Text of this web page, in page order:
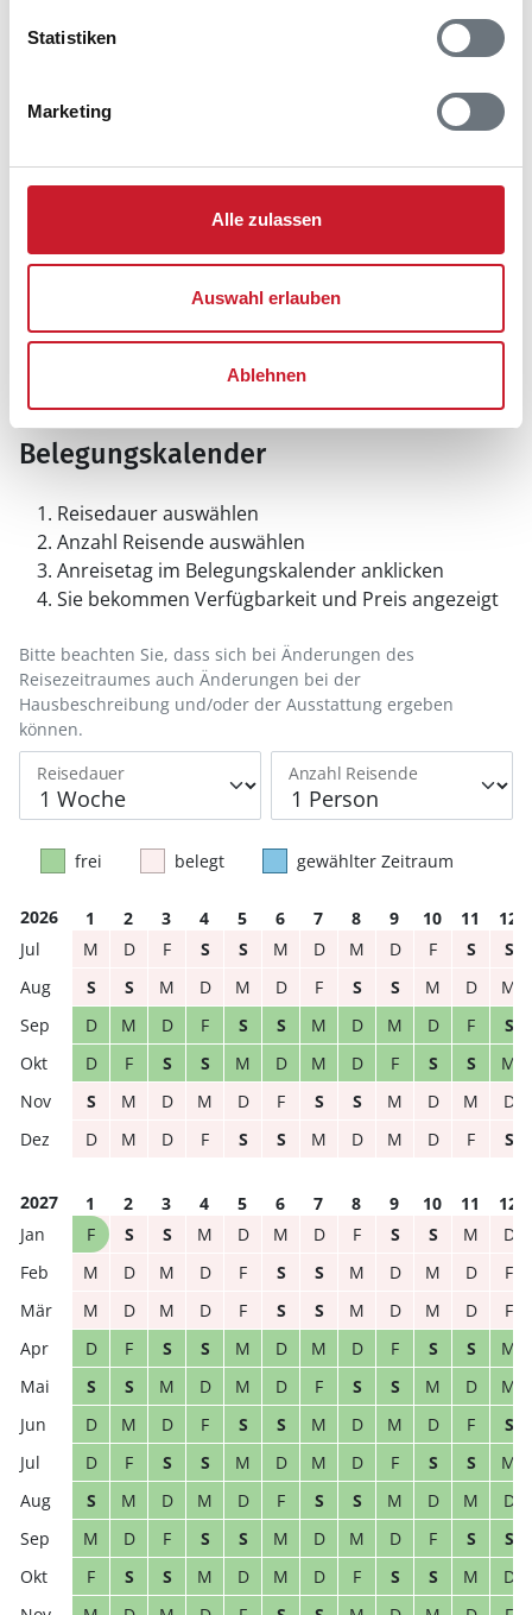
Statistiken
Marketing
Alle zulassen
Auswahl erlauben
Ablehnen
Belegungskalender
Reisedauer auswählen
Anzahl Reisende auswählen
Anreisetag im Belegungskalender anklicken
Sie bekommen Verfügbarkeit und Preis angezeigt
Reisedauer Anzahl Reisende
Bitte beachten Sie, dass sich bei Änderungen des
Reisezeitraumes auch Änderungen bei der
Hausbeschreibung und/oder der Ausstattung ergeben
können.
frei belegt gewählter Zeitraum
2026 1 2 3 4 5 6 7 8 9 10 11
12
M
D F S S M D M D F S
S
S
S M D M D F S S M D
M
D
M D F S S M D M D F
S
D
F S S M D M D F S S
M
S
M D M D F S S M D M
D
D
M D F S S M D M D F S
2027 1 2 3 4 5 6 7 8 9 10 11
12
F
S S M D M D F S S M
D
M
D M D F S S M D M D
F
M
D M D F S S M D M D
F
D
F S S M D M D F S S
M
S
S M D M D F S S M D
M
D
M D F S S M D M D F
S
D
F S S M D M D F S S
M
S
M D M D F S S M D M
D
M
D F S S M D M D F S
S
F
S S M D M D F S S M
D